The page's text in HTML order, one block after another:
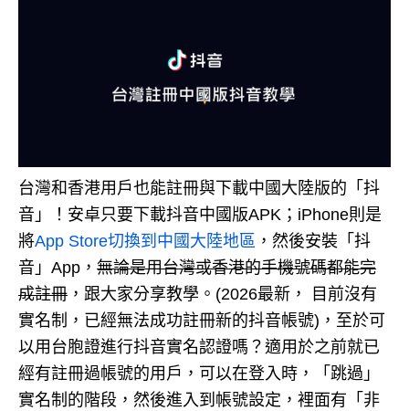
台灣和香港用戶也能註冊與下載中國大陸版的「抖
音」！安卓只要下載抖音中國版APK；iPhone則是
將App Store切換到中國大陸地區 ，然後安裝「抖
音」App， 無論是用台灣或香港的手機號碼都能完
成註冊 ，跟大家分享教學。(2026最新， 目前沒有
實名制，已經無法成功註冊新的抖音帳號)，至於可
以用台胞證進行抖音實名認證嗎？適用於之前就已
經有註冊過帳號的用戶，可以在登入時，「跳過」
實名制的階段，然後進入到帳號設定，裡面有「非